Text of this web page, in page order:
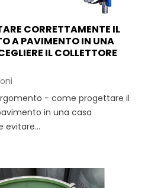
CORRETTAMENTE IL
A PAVIMENTO IN UNA
IL COLLETTORE
- come progettare il
in una casa
evitare...